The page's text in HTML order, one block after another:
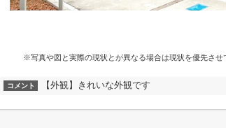
※写真や図と実際の現状とが異なる場合は現状を優先させ
コメント 【外観】きれいな外観です